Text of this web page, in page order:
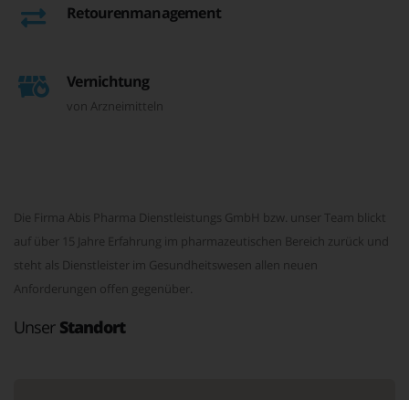
Retourenmanagement
Vernichtung
von Arzneimitteln
Die Firma Abis Pharma Dienstleistungs GmbH bzw. unser Team blickt
auf über 15 Jahre Erfahrung im pharmazeutischen Bereich zurück und
steht als Dienstleister im Gesundheitswesen allen neuen
Anforderungen offen gegenüber.
Unser Standort